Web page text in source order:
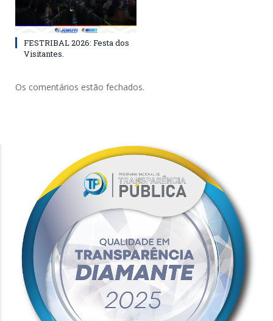
FESTRIBAL 2026: Festa dos
Visitantes.
Os comentários estão fechados.